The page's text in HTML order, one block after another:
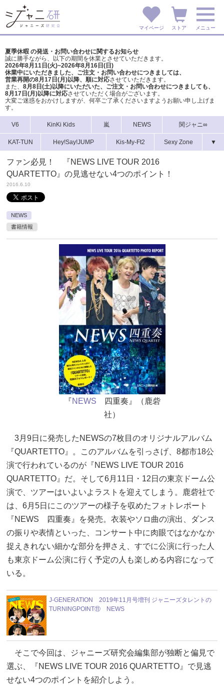
マイページ ストア メニュー
夏季休暇 の発送・お問い合わせに関するお知らせ
誠に勝手ながら、以下の期間を休業とさせていただきます。
2026年8月11日(火)~2026年8月16日(日)
休業中にいただきました、ご注文・お問い合わせにつきましては、
営業再開の8月17日(月)以降、順に対応させていただきます。
また、 8月8日(土)以降にいただいた、ご注文・ お問い合わせにつきましても、
8月17日(月)以降に対応させていただく場合がございます。
大変ご迷惑をおかけしますが、 何卒ご了承くださいますようお願い申し上げま
す。
V6 KinKi Kids 嵐 NEWS 関ジャニ∞
KAT-TUN Hey!Say!JUMP Kis-My-Ft2 Sexy Zone ▼
ファン必見！ 『NEWS LIVE TOUR 2016
QUARTETTO』の見逃せない4つのポイント！
2016.6.10
NEWS
書籍情報
『NEWS 四重奏』（鹿砦
社）
3月9日に発売したNEWSの7枚目のオリジナルアルバム
『QUARTETTO』。このアルバムを引っさげ、8都市18公
演で行われているのが『NEWS LIVE TOUR 2016
QUARTETTO』だ。そして6月11日・12日の東京ドーム公
演で、ツアーはいよいよラストを迎えてしまう。鹿砦社で
は、6月5日にこのツアーの様子を収めたフォトレポート
『NEWS 四重奏』を発売。衣装やソロ曲の演出、ダンス
の振りや表情といった、コンサート中に肉眼ではなかなか
捉えきれない細かな部分を押さえ、すでに公演に行った人
も東京ドーム公演に行く予定の人も楽しめる内容になって
いる。
J-GENERATION 2019年11月号増刊 ジャニーズタレントの
TURNINGPOINT⑪ NEWS
そこで今回は、ジャニーズ研究会編集部が独断と偏見で
選ぶ、『NEWS LIVE TOUR 2016 QUARTETTO』で見逃
せない4つのポイントを紹介しよう。